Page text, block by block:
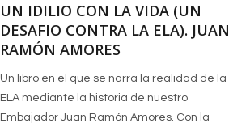
UN IDILIO CON LA VIDA (UN
DESAFIO CONTRA LA ELA). JUAN
RAMÓN AMORES
Un libro en el que se narra la realidad de la
ELA mediante la historia de nuestro
Embajador Juan Ramón Amores. Con la